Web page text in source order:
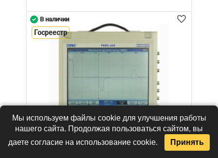
В наличии
Госреестр
Мы используем файлы cookie для улучшения работы
нашего сайта. Продолжая пользоваться сайтом, вы
даете согласие на использование cookie.
Принять